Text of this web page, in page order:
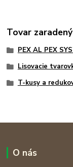
Tovar
PEX AL PEX
Lisovacie
T-kusy a
O nás